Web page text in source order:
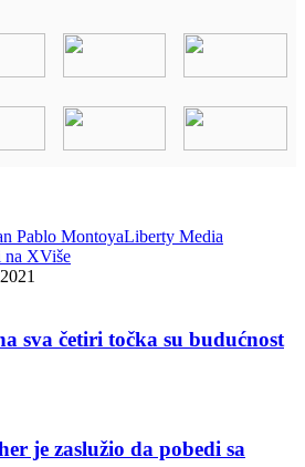
Pablo MontoyaLiberty Media
na XViše
sva četiri točka su budućnost
je zaslužio da pobedi sa